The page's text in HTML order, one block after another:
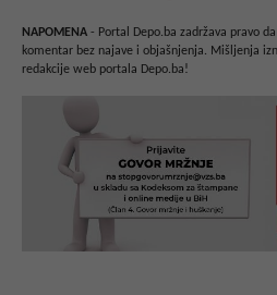
NAPOMENA - Portal Depo.ba zadržava pravo
komentar bez najave i objašnjenja. Mišljenja
redakcije web portala Depo.ba!